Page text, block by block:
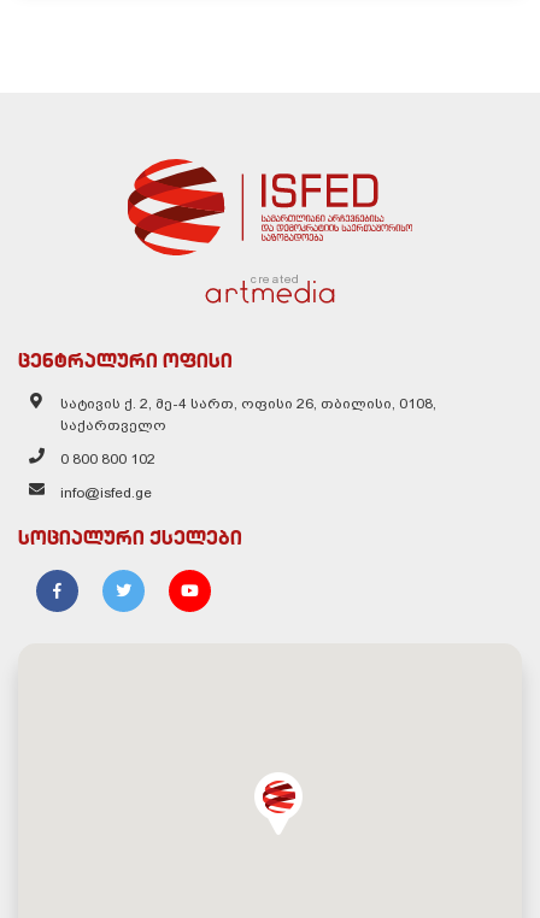
created
ცენტრალური ოფისი
სატივის ქ. 2, მე-4 სართ, ოფისი 26, თბილისი, 0108,
საქართველო
0 800 800 102
info@isfed.ge
სოციალური ქსელები